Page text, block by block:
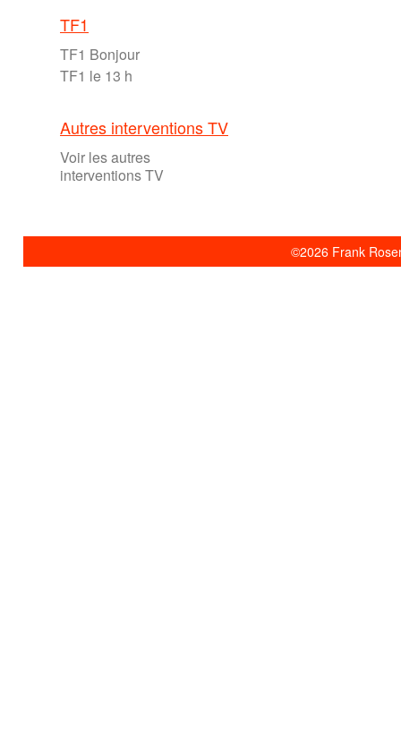
TF1
TF1 Bonjour
TF1 le 13 h
Autres interventions TV
Voir les autres
interventions TV
©2026 Frank